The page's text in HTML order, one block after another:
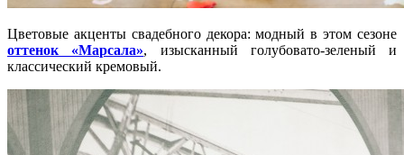
Цветовые акценты свадебного декора: модный в этом сезоне
оттенок «Марсала», изысканный голубовато-зеленый и
классический кремовый.